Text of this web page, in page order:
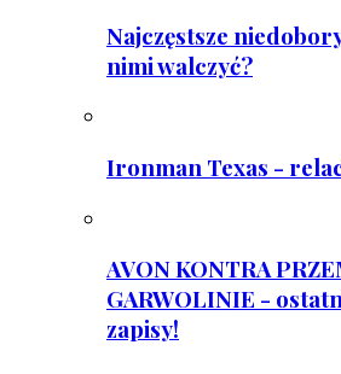
Najczęstsze
nimi walczyć?
Ironman Texas -
AVON KONTRA
GARWOLINIE -
zapisy!